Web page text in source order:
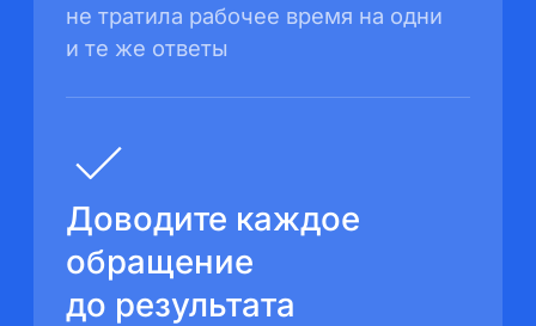
не тратила рабочее время на одни
и те же ответы
Доводите каждое
обращение
до результата